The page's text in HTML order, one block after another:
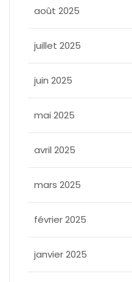
août 2025
juillet 2025
juin 2025
mai 2025
avril 2025
mars 2025
février 2025
janvier 2025